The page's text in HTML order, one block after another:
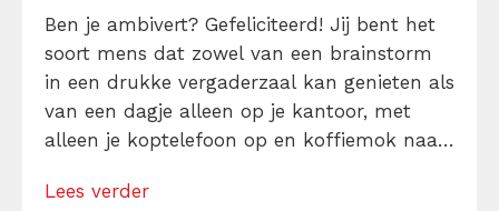
Ben je ambivert? Gefeliciteerd! Jij bent het
soort mens dat zowel van een brainstorm
in een drukke vergaderzaal kan genieten als
van een dagje alleen op je kantoor, met
alleen je koptelefoon op en koffiemok naast
extravert: het Zwitserse zakmes onder de
Lees verder